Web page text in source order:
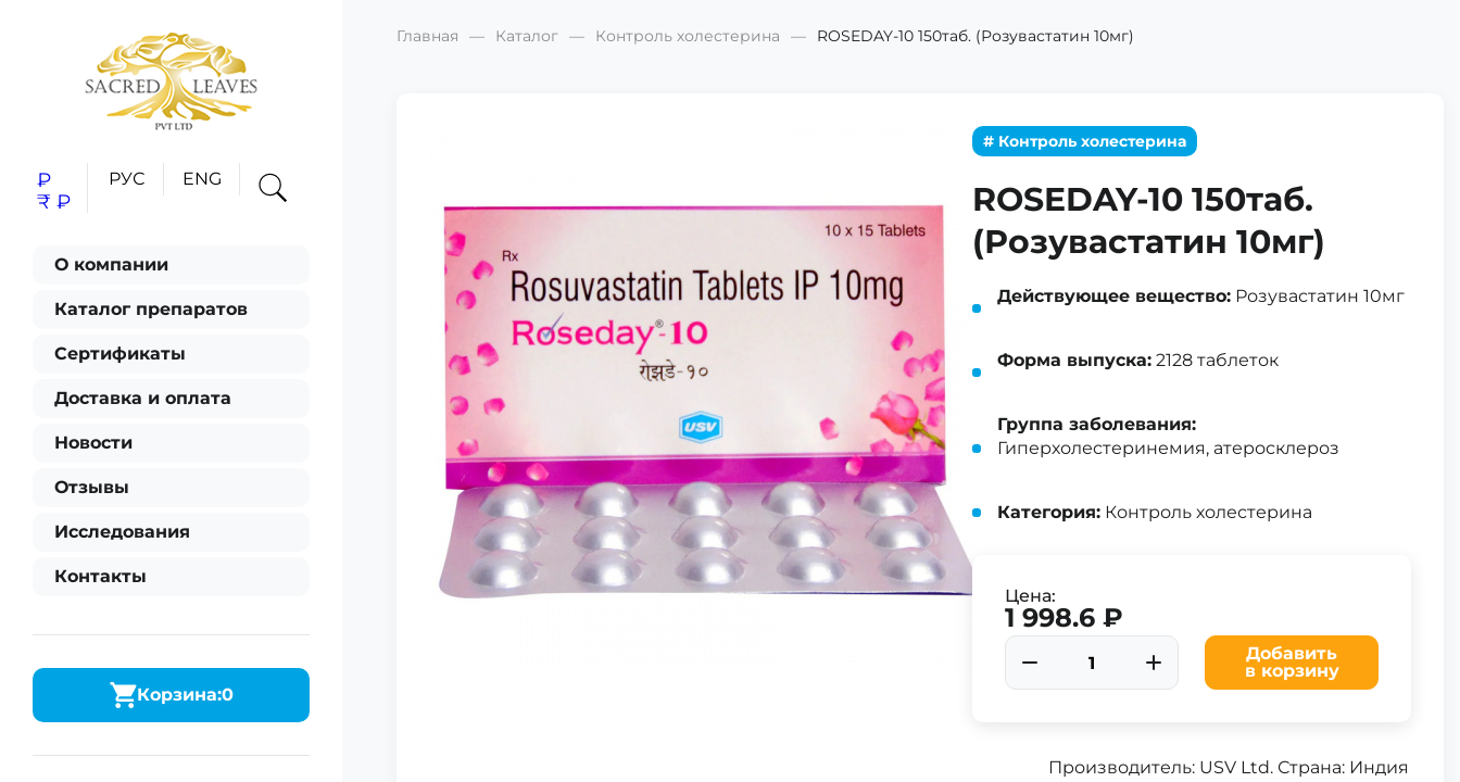
₽
₹ ₽
РУС ENG
О компании
Каталог препаратов
Сертификаты
Доставка и оплата
Новости
Отзывы
Исследования
Контакты
Корзина:0
Главная Каталог Контроль холестерина ROSEDAY-10 150таб. (Розувастатин 10мг)
# Контроль холестерина
ROSEDAY-10 150таб.
(Розувастатин 10мг)
Действующее вещество: Розувастатин 10мг
Форма выпуска: 2128 таблеток
Группа заболевания:
Гиперхолестеринемия, атеросклероз
Категория: Контроль холестерина
Цена:
1 998.6 ₽
Добавить
в корзину
Производитель: USV Ltd. Страна: Индия